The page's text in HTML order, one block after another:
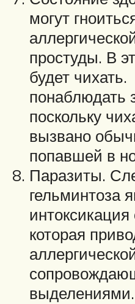
могут
простуды. В
будет
понаблюдать
поскольку
вызвано
попавшей в
Паразиты.
гельминтоза
интоксикация
которая
выделениями.